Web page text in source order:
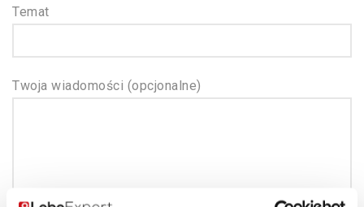
Temat
Twoja wiadomości (opcjonalne)